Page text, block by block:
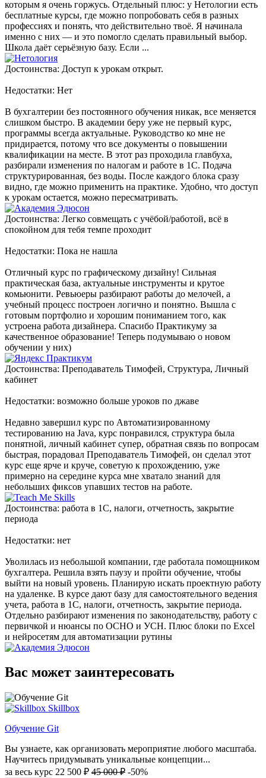
которым я очень горжусь. Отдельный плюс: у Нетологии есть
бесплатные курсы, где можно попробовать себя в разных
профессиях и понять, что действительно твоё. Я начинала
именно с них — и это помогло сделать правильный выбор.
Школа даёт серьёзную базу. Если ...
Достоинства: Доступ к урокам открыт.
Недостатки: Нет
В бухгалтерии без постоянного обучения никак, все меняется
слишком быстро. В академии беру уже не первый курс,
программы всегда актуальные. Руководство ко мне не
придирается, потому что все документы о повышении
квалификации на месте. В этот раз проходила главбуха,
разбирали изменения по налогам и работе в 1С. Подача
структурированная, без воды. После каждого блока сразу
видно, где можно применить на практике. Удобно, что доступ
к урокам остается, можно пересматривать.
Достоинства: Легко совмещать с учёбой/работой, всё в
спокойном для тебя темпе проходит
Недостатки: Пока не нашла
Отличный курс по графическому дизайну! Сильная
практическая база, актуальные инструменты и крутое
комьюнити. Ревьюеры разбирают работы до мелочей, а
учебный процесс построен логично и понятно. Вышла с
готовым портфолио и хорошим пониманием того, как
устроена работа дизайнера. Спасибо Практикуму за
качественное образование! Теперь подумываю о новом
обучении у них)
Достоинства: Преподаватель Тимофей, Структура, Личный
кабинет
Недостатки: возможно больше уроков по джаве
Недавно завершил курс по Автоматизированному
тестированию на Java, курс понравился, структура была
понятной, личный кабинет супер, обратная связь по вопросам
быстрая, порадовал Преподаватель Тимофей, он сделал этот
курс еще ярче и круче, советую к прохождению, уже
примерно на середине курса мне хватало знаний для
небольших фиксов упавших тестов на работе.
Достоинства: работа в 1С, налоги, отчетность, закрытие
периода
Недостатки: нет
Уволилась из небольшой компании, где работала помощником
бухгалтера. Решила взять паузу и пройти обучение, чтобы
выйти на новый уровень. Планирую искать проектную работу
на удаленке. В курсе дают базу для самостоятельного ведения
учета, работа в 1С, налоги, отчетность, закрытие периода.
Отдельно разбирают изменения по законодательству, работу с
первичкой и нюансы по ОСНО и УСН. Плюс блоки по Excel
и нейросетям для автоматизации рутины
Вас может заинтересовать
Skillbox
Обучение Git
Вы узнаете, как организовать мероприятие любого масштаба.
Научитесь придумывать уникальные концепции...
за весь курс 22 500 ₽ 45 000 ₽ -50%